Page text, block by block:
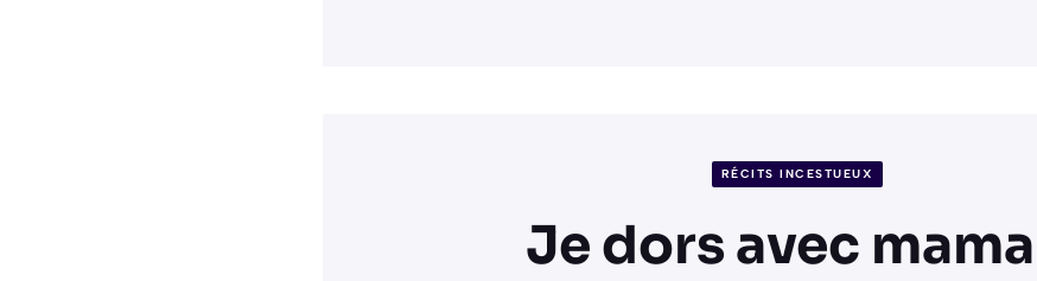
RÉCITS INCESTUEUX
Je dors avec